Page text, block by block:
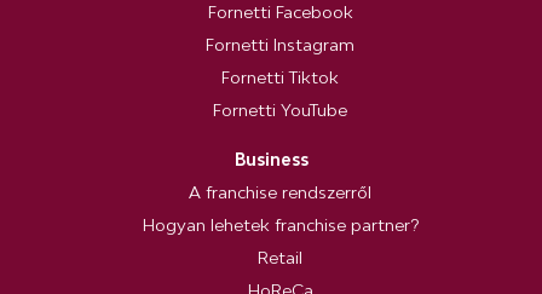
Fornetti Facebook
Fornetti Instagram
Fornetti Tiktok
Fornetti YouTube
Business
A franchise rendszerről
Hogyan lehetek franchise partner?
Retail